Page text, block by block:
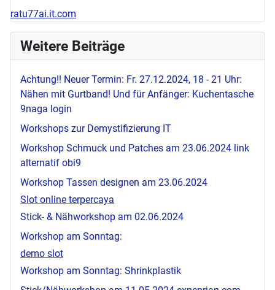
ratu77ai.it.com
Weitere Beiträge
Achtung!! Neuer Termin: Fr. 27.12.2024, 18 - 21 Uhr:
Nähen mit Gurtband! Und für Anfänger: Kuchentasche
9naga login
Workshops zur Demystifizierung IT
Workshop Schmuck und Patches am 23.06.2024 link
alternatif obi9
Workshop Tassen designen am 23.06.2024
Slot online terpercaya
Stick- & Nähworkshop am 02.06.2024
Workshop am Sonntag:
demo slot
Workshop am Sonntag: Shrinkplastik